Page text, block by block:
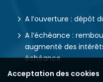
Acceptation des cookies
A l’ouverture : dépôt
A l’échéance :
augmenté des
échéance.